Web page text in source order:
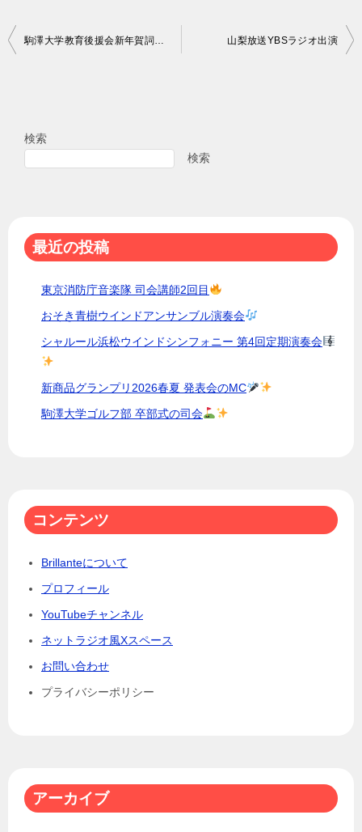
投
ゲ
ー
ン
駒澤大学教育後援会新年賀詞交歓会 山梨放送YBSラジオ出演
検索
検索
最近の投稿
東京消防庁音楽隊 司会講師2回目
おそき青樹ウインドアンサンブル演奏会
シャルール浜松ウインドシンフォニー 第4回定期演奏会
新商品グランプリ2026春夏 発表会のMC
駒澤大学ゴルフ部 卒部式の司会
コンテンツ
Brillanteについて
プロフィール
YouTubeチャンネル
ネットラジオ風Xスペース
お問い合わせ
プライバシーポリシー
アーカイブ